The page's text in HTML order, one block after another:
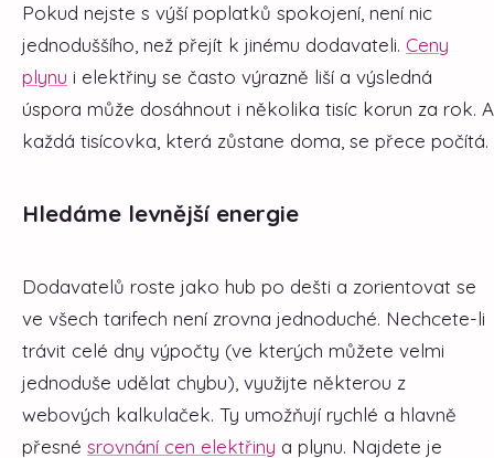
Pokud nejste s výší poplatků spokojení, není nic
jednoduššího, než přejít k jinému dodavateli. Ceny
plynu i elektřiny se často výrazně liší a výsledná
úspora může dosáhnout i několika tisíc korun za rok. A
každá tisícovka, která zůstane doma, se přece počítá.
Hledáme levnější energie
Dodavatelů roste jako hub po dešti a zorientovat se
ve všech tarifech není zrovna jednoduché. Nechcete-li
trávit celé dny výpočty (ve kterých můžete velmi
jednoduše udělat chybu), využijte některou z
webových kalkulaček. Ty umožňují rychlé a hlavně
přesné srovnání cen elektřiny a plynu. Najdete je